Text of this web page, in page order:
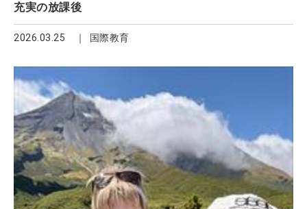
充実の放課後
2026.03.25 国際教育